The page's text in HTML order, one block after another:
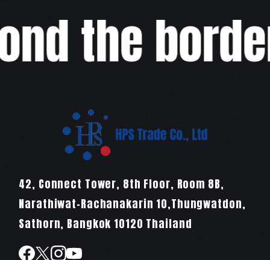
the
42, Connect Tower, 8th Floor, Room 8B,
Narathiwat-Rachanakarin 10,Thungwatdon,
Sathorn, Bangkok 10120 Thailand